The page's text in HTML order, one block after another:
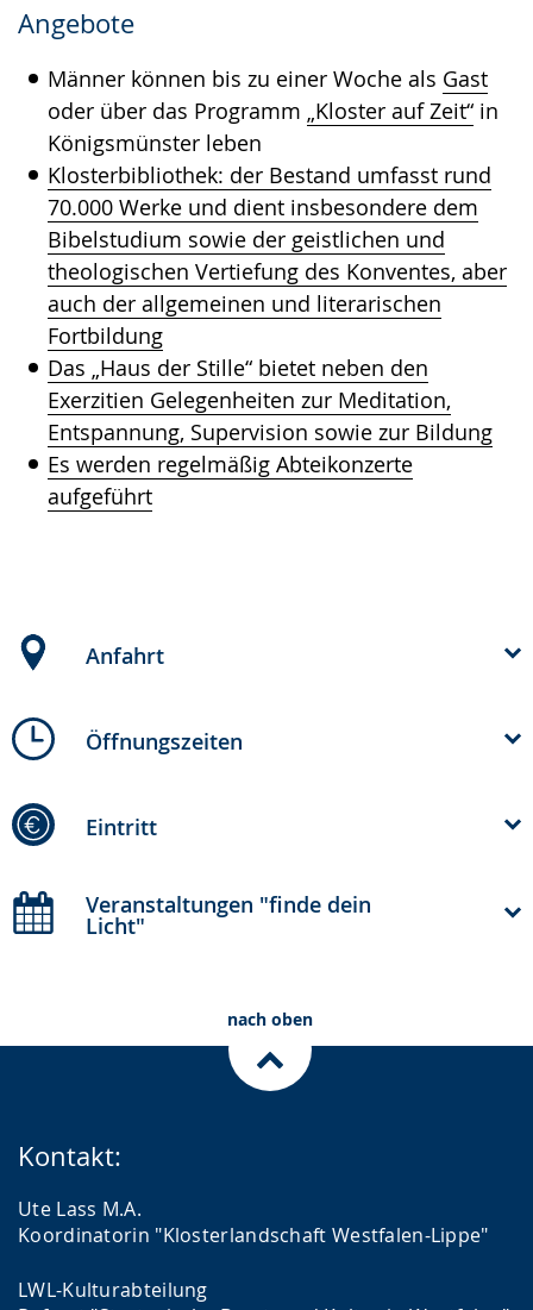
Angebote
Männer können bis zu einer Woche als Gast
oder über das Programm „Kloster auf Zeit“ in
Königsmünster leben
Klosterbibliothek: der Bestand umfasst rund
70.000 Werke und dient insbesondere dem
Bibelstudium sowie der geistlichen und
theologischen Vertiefung des Konventes, aber
auch der allgemeinen und literarischen
Fortbildung
Das „Haus der Stille“ bietet neben den
Exerzitien Gelegenheiten zur Meditation,
Entspannung, Supervision sowie zur Bildung
Es werden regelmäßig Abteikonzerte
aufgeführt
Anfahrt
Öffnungszeiten
Eintritt
Veranstaltungen "finde dein
Licht"
nach oben
Kontakt:
Ute Lass M.A.
Koordinatorin "Klosterlandschaft Westfalen-Lippe"
LWL-Kulturabteilung